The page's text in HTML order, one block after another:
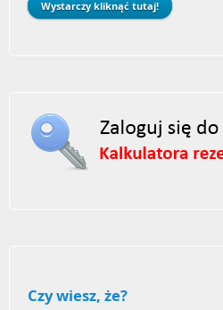
Wystarczy kliknąć tutaj!
Czy wiesz, że?